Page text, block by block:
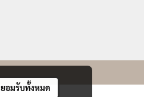
ยอมรับทั้งหมด